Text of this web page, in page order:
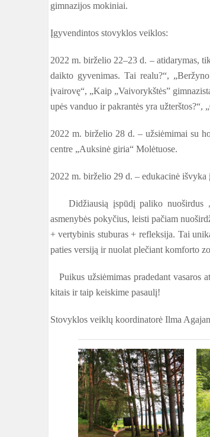
gimnazijos mokiniai.
Įgyvendintos stovyklos veiklos:
2022 m. birželio 22–23 d. – atidarymas,
daikto gyvenimas. Tai realu?“,
įvairovę“, „Kaip „Vaivorykštės”
upės vanduo ir pakrantės yra užterštos?“,
2022 m. birželio 28 d. – užsiėmimai su
centre „Auksinė giria“ Molėtuose.
2022 m. birželio 29 d. – edukacinė
Didžiausią įspūdį paliko nuoširdus
asmenybės pokyčius, leisti pačiam
+ vertybinis stuburas + refleksija. Tai
paties versiją ir nuolat plečiant komforto
Puikus užsiėmimas pradedant vasaros
kitais ir taip keiskime pasaulį!
Stovyklos veiklų koordinatorė Ilma Agajan